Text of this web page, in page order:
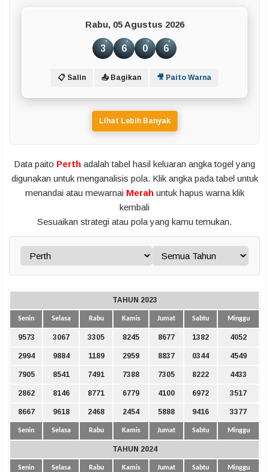
Rabu, 05 Agustus 2026
3 6 0 6
📋 Salin 📤 Bagikan 🎥 Paito Warna
Lihat Lebih Banyak
Data paito Perth adalah tabel hasil keluaran angka togel yang
digunakan untuk menganalisis pola. Klik angka pada tabel untuk
menandai atau mewarnai Merahuntuk hapus warna klik
kembali
Sesuaikan strategi atau pola yang kamu temukan.
TAHUN 2023
Senin Selasa Rabu Kamis Jumat Sabtu Minggu
9573 3067 3305 8245 8677 1382 4052
2994 9884 1189 2959 8837 0344 4549
7905 8541 7491 7388 7305 8222 4433
2862 8146 8771 6779 4100 6972 3517
8667 9618 2468 2454 5888 9416 3377
Senin Selasa Rabu Kamis Jumat Sabtu Minggu
TAHUN 2024
Senin Selasa Rabu Kamis Jumat Sabtu Minggu